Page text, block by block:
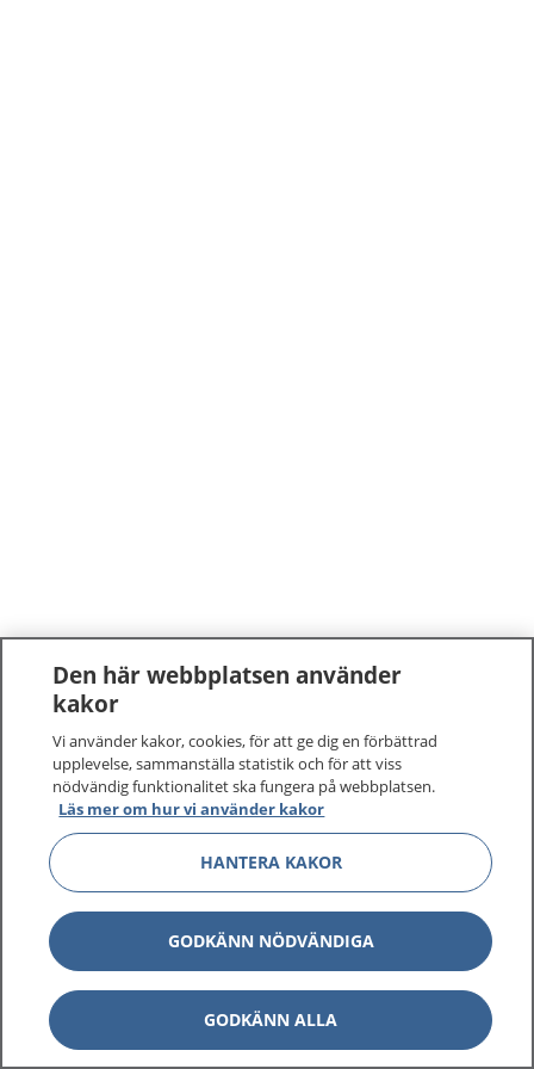
Den här webbplatsen använder
kakor
Vi använder kakor, cookies, för att ge dig en förbättrad
upplevelse, sammanställa statistik och för att viss
nödvändig funktionalitet ska fungera på webbplatsen.
Läs mer om hur vi använder kakor
HANTERA KAKOR
GODKÄNN NÖDVÄNDIGA
GODKÄNN ALLA